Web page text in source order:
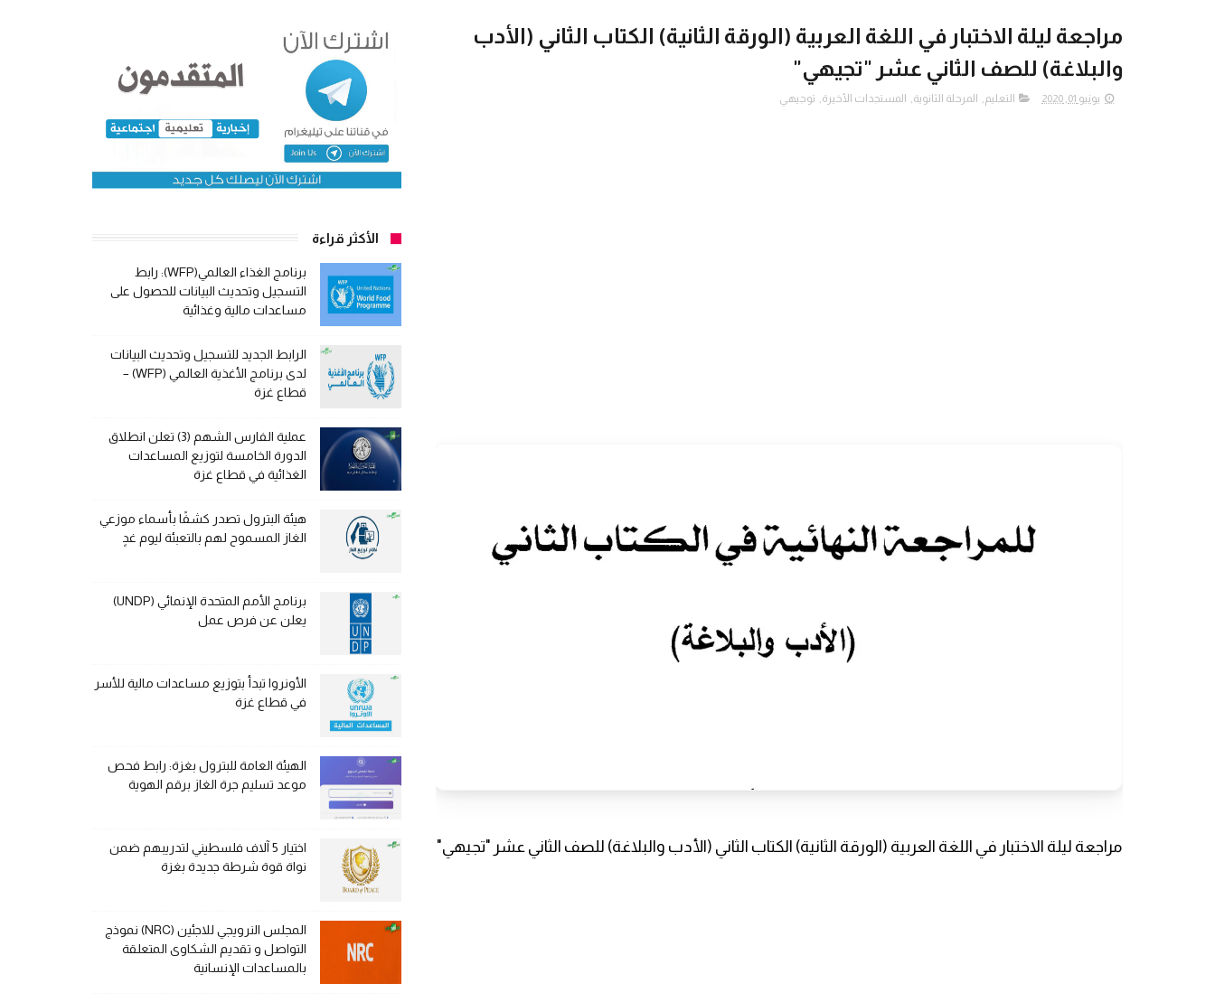
مراجعة ليلة الاختبار في اللغة العربية (الورقة الثانية) الكتاب الثاني (الأدب
والبلاغة) للصف الثاني عشر "تجيهي"
يونيو 01, 2020 التعليم, المرحلة الثانوية, المستجدات الأخيرة, توجيهي
مراجعة ليلة الاختبار في اللغة العربية (الورقة الثانية) الكتاب الثاني (الأدب والبلاغة) للصف الثاني عشر "تجيهي"
الأكثر قراءة
برنامج الغذاء العالمي(WFP): رابط
التسجيل وتحديث البيانات للحصول على
مساعدات مالية وغذائية
الرابط الجديد للتسجيل وتحديث البيانات
لدى برنامج الأغذية العالمي (WFP) –
قطاع غزة
عملية الفارس الشهم (3) تعلن انطلاق
الدورة الخامسة لتوزيع المساعدات
الغذائية في قطاع غزة
هيئة البترول تصدر كشفًا بأسماء موزعي
الغاز المسموح لهم بالتعبئة ليوم غدٍ
برنامج الأمم المتحدة الإنمائي (UNDP)
يعلن عن فرص عمل
الأونروا تبدأ بتوزيع مساعدات مالية للأسر
في قطاع غزة
الهيئة العامة للبترول بغزة: رابط فحص
موعد تسليم جرة الغاز برقم الهوية
اختيار 5 آلاف فلسطيني لتدريبهم ضمن
نواة قوة شرطة جديدة بغزة
المجلس النرويجي للاجئين (NRC) نموذج
التواصل و تقديم الشكاوى المتعلقة
بالمساعدات الإنسانية